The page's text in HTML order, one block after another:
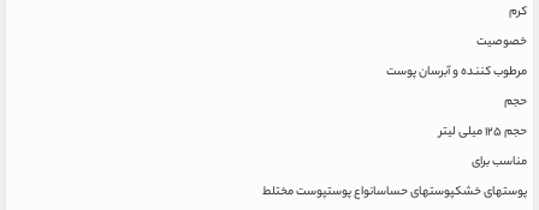
کرم
خصوصیت
مرطوب کننده و آبرسان پوست
حجم
حجم ۱۲۵ میلی لیتر
مناسب برای
پوستهای خشکپوستهای حساسانواع پوستپوست مختلط